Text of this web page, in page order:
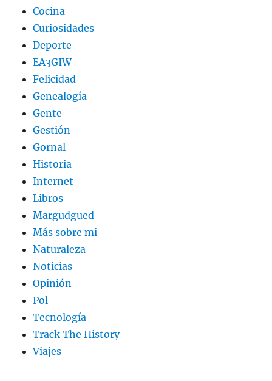
Cocina
Curiosidades
Deporte
EA3GIW
Felicidad
Genealogía
Gente
Gestión
Gornal
Historia
Internet
Libros
Margudgued
Más sobre mi
Naturaleza
Noticias
Opinión
Pol
Tecnología
Track The History
Viajes